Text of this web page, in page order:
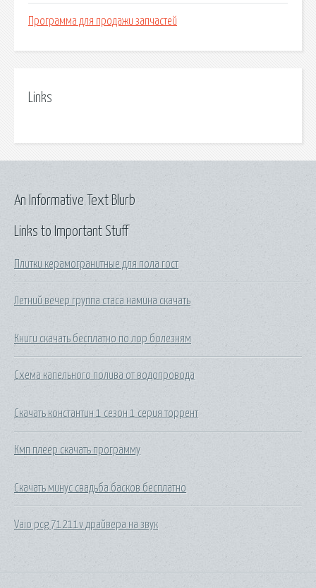
Программа для продажи запчастей
Links
Links to Important Stuff
Плитки керамогранитные для пола гост
Летний вечер группа стаса намина скачать
Книги скачать бесплатно по лор болезням
Схема капельного полива от водопровода
Скачать константин 1 сезон 1 серия торрент
Кмп плеер скачать программу
Скачать минус свадьба басков бесплатно
Vaio pcg 71211v драйвера на звук
An Informative Text Blurb